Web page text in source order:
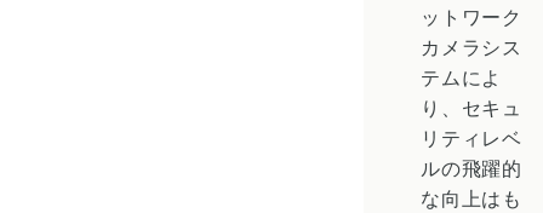
ットワーク
カメラシス
テムによ
り、セキュ
リティレベ
ルの飛躍的
な向上はも